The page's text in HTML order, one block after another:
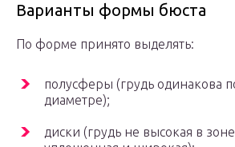
Варианты формы бюста
По форме принято выделять:
полусферы (грудь одинакова
диаметре);
диски (грудь не высокая в зоне